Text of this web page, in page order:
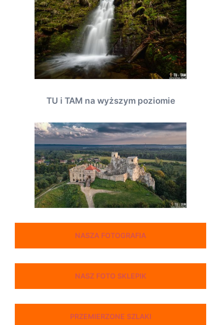
TU i TAM na wyższym poziomie
NASZA FOTOGRAFIA
NASZ FOTO SKLEPIK
PRZEMIERZONE SZLAKI